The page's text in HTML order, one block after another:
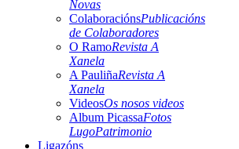
Novas
ColaboraciónsPublicacións
de Colaboradores
O RamoRevista A
Xanela
A PauliñaRevista A
Xanela
VideosOs nosos videos
Album PicassaFotos
LugoPatrimonio
Ligazóns